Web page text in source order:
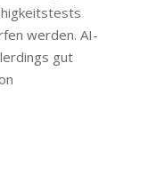
werden. AI-
gut